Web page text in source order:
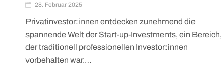
28. Februar 2025
Privatinvestor:innen entdecken zunehmend die
spannende Welt der Start-up-Investments, ein Bereich,
der traditionell professionellen Investor:innen
vorbehalten war.…